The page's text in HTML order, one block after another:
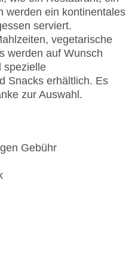
werden ein kontinentales
serviert.
vegetarische
werden auf Wunsch
spezielle
Snacks erhältlich. Es
zur Auswahl.
Gebühr